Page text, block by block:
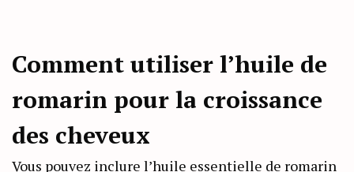
Comment utiliser l’huile de
romarin pour la croissance
des cheveux
Vous pouvez inclure l’huile essentielle de romarin